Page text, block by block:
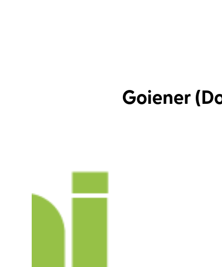
Goiener